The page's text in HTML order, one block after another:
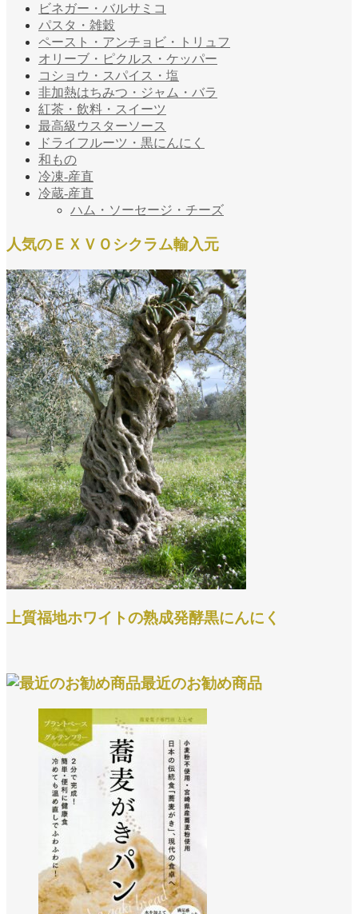
ビネガー・バルサミコ
パスタ・雑穀
ペースト・アンチョビ・トリュフ
オリーブ・ピクルス・ケッパー
コショウ・スパイス・塩
非加熱はちみつ・ジャム・バラ
紅茶・飲料・スイーツ
最高級ウスターソース
ドライフルーツ・黒にんにく
和もの
冷凍-産直
冷蔵-産直
ハム・ソーセージ・チーズ
人気のＥＸＶＯシクラム輸入元
上質福地ホワイトの熟成発酵黒にんにく
最近のお勧め商品